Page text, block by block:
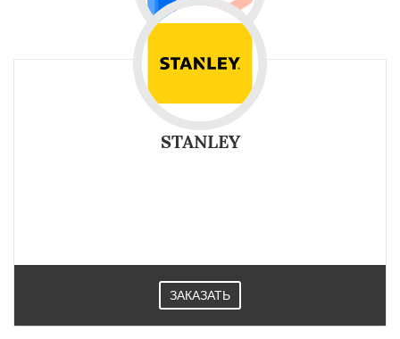
STANLEY
ЗАКАЗАТЬ